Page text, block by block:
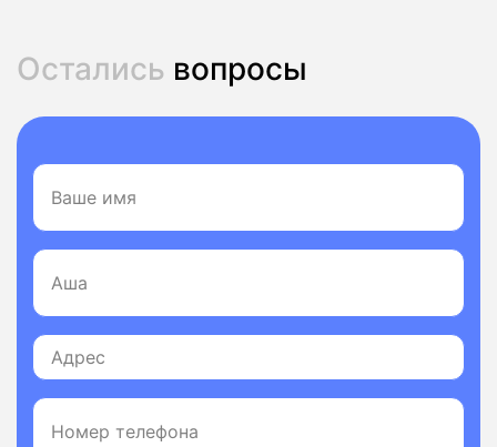
Остались вопросы